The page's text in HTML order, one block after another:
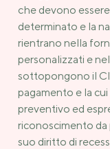
che devono
determinato e la
rientrano nella
personalizzati e
sottopongono il
pagamento e la
preventivo ed
riconoscimento
suo diritto di